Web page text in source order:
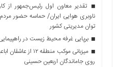
تقدیر معاون اول رئیس‌جمهور از
ناوبری هوایی ایران/ حماسه حضور
توان مدیریتی کشور
برپایی غرفه محیط زیست در
میزبانی موکب منطقه
روی جاماندگان اربعین حسینی